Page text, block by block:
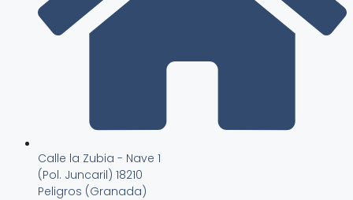
Calle la Zubia - Nave 1
(Pol. Juncaril) 18210
Peligros (Granada)